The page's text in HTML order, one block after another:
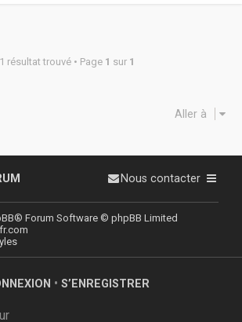
1 résultat trouvé • Page 1 sur 1
Aller à
Nous contacter
® Forum Software © phpBB Limited
• S’ENREGISTRER